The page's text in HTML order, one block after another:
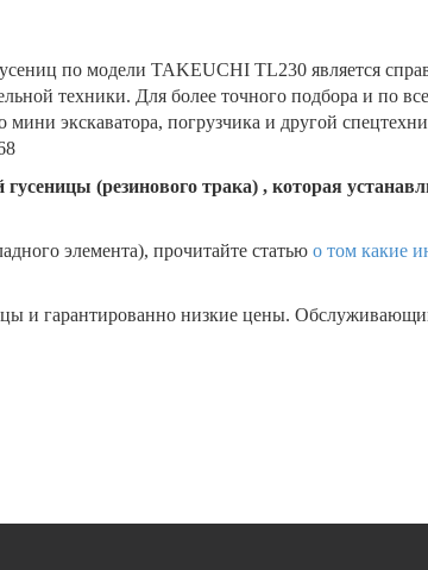
по модели TAKEUCHI TL230 является
техники. Для более точного подбора и по
мини экскаватора, погрузчика и другой
(резинового трака) , которая
элемента), прочитайте статью о том какие
и гарантированно низкие цены.